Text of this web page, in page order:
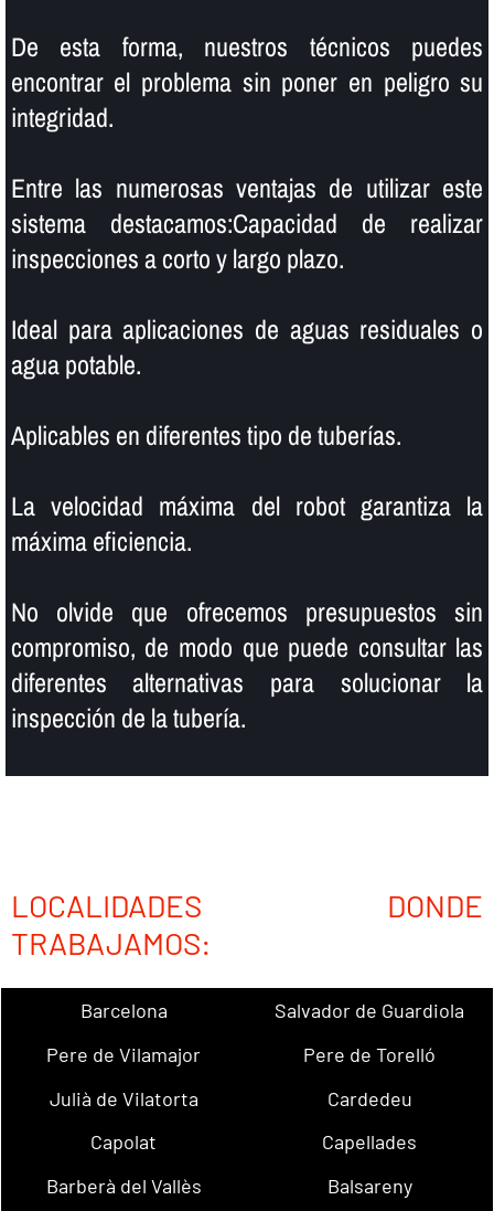
De esta forma, nuestros técnicos puedes
encontrar el problema sin poner en peligro su
integridad.
Entre las numerosas ventajas de utilizar este
sistema destacamos:Capacidad de realizar
inspecciones a corto y largo plazo.
Ideal para aplicaciones de aguas residuales o
agua potable.
Aplicables en diferentes tipo de tuberí­as.
La velocidad máxima del robot garantiza la
máxima eficiencia.
No olvide que ofrecemos presupuestos sin
compromiso, de modo que puede consultar las
diferentes alternativas para solucionar la
inspección de la tuberí­a.
LOCALIDADES DONDE
TRABAJAMOS:
Barcelona
Salvador de Guardiola
Pere de Vilamajor
Pere de Torelló
Julià de Vilatorta
Cardedeu
Capolat
Capellades
Barberà del Vallès
Balsareny